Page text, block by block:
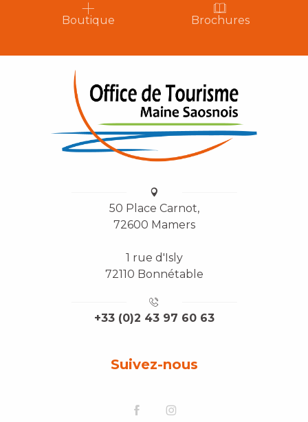
Boutique Brochures
50 Place Carnot,
72600 Mamers
1 rue d'Isly
72110 Bonnétable
+33 (0)2 43 97 60 63
Suivez-nous